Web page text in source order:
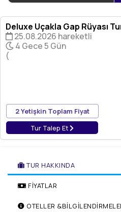
Deluxe Uçakla Gap Rüyası
25.08.2026 hareketli
4 Gece 5 Gün
(
2 Yetişkin Toplam Fiyat
Tur Talep Et
TUR HAKKINDA
FİYATLAR
OTELLER